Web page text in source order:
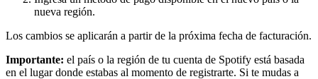
nueva región.
Los cambios se aplicarán a partir de la próxima fecha de facturación.
Importante: el país o la región de tu cuenta de Spotify está basada
en el lugar donde estabas al momento de registrarte. Si te mudas a